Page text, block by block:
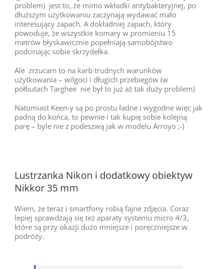
problem) jest to, że mimo wkładki antybakteryjnej, po
dłuższym użytkowaniu zaczynają wydawać mało
interesujący zapach. A dokładniej zapach, który
powoduje, że wszystkie komary w promieniu 15
metrów błyskawicznie popełniają samobójstwo
podcinając sobie skrzydełka.
Ale zrzucam to na karb trudnych warunków
użytkowania – wilgoci i długich przebiegów (w
półbutach Targhee nie był to już aż tak duży problem)
Natomiast Keen-y są po prostu ładne i wygodne więc jak
padną do końca, to pewnie i tak kupię sobie kolejną
parę – byle nie z podeszwą jak w modelu Arroyo ;-)
Lustrzanka Nikon i dodatkowy obiektyw
Nikkor 35 mm
Wiem, że teraz i smartfony robią fajne zdjęcia. Coraz
lepiej sprawdzają się też aparaty systemu micro 4/3,
które są przy okazji dużo mniejsze i poręczniejsze w
podróży.